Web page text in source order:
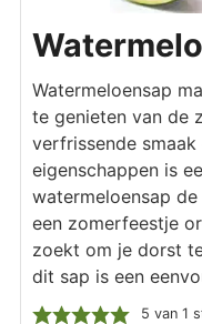
Watermeloensap
te genieten van de
verfrissende
eigenschappen is
watermeloensap
een zomerfeestje
zoekt om je dorst
dit sap is een
5 van 1